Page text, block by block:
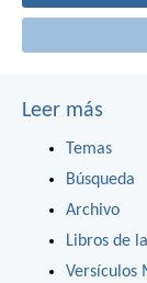
Leer más
Temas
Búsqueda
Archivo
Libros de
Versículos